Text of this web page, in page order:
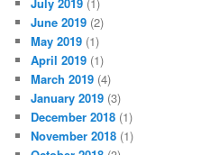
July 2019 (1)
June 2019 (2)
May 2019 (1)
April 2019 (1)
March 2019 (4)
January 2019 (3)
December 2018 (1)
November 2018 (1)